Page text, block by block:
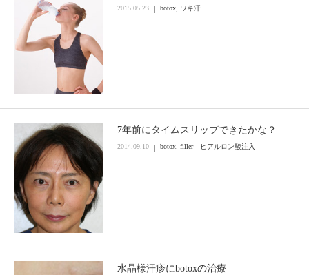
2015.05.23 botox ワキ汗
7年前にタイムスリップできたかな？
2014.09.10 botox filler ヒアルロン酸注入
水晶様汗疹にbotoxの治療